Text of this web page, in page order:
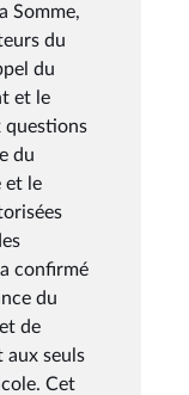
Somme,
du
du
et le
questions
du
et le
confirmé
du
de
aux seuls
Cet